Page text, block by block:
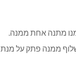
מתנה אחת ממנה.
ממנה פתק על מנת